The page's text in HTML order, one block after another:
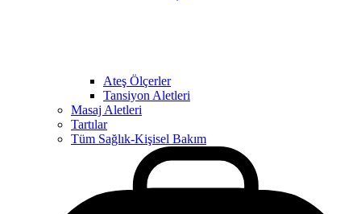
Ateş Ölçerler
Tansiyon Aletleri
Masaj Aletleri
Tartılar
Tüm Sağlık-Kişisel Bakım